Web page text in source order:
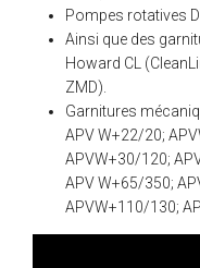
Pompes rotatives
Ainsi que des
Howard CL
ZMD).
Garnitures
APV W+22/20;
APVW+30/120;
APV W+65/350;
APVW+110/130;